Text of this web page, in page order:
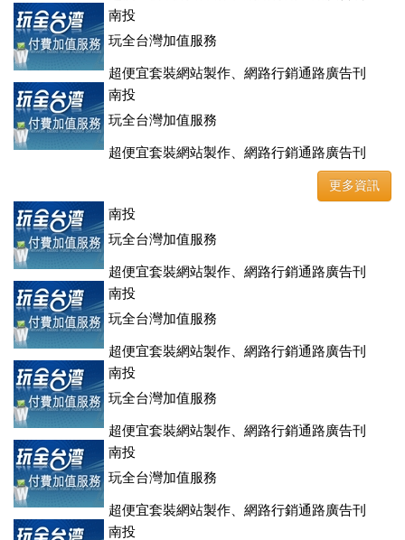
登、訂房系統、客房委託旅行社銷售，全面優惠中....
南投
玩全台灣加值服務
超便宜套裝網站製作、網路行銷通路廣告刊
登、訂房系統、客房委託旅行社銷售，全面優惠中....
南投
玩全台灣加值服務
超便宜套裝網站製作、網路行銷通路廣告刊
登、訂房系統、客房委託旅行社銷售，全面優惠中....
更多資訊
南投
玩全台灣加值服務
超便宜套裝網站製作、網路行銷通路廣告刊
登、訂房系統、客房委託旅行社銷售，全面優惠中....
南投
玩全台灣加值服務
超便宜套裝網站製作、網路行銷通路廣告刊
登、訂房系統、客房委託旅行社銷售，全面優惠中....
南投
玩全台灣加值服務
超便宜套裝網站製作、網路行銷通路廣告刊
登、訂房系統、客房委託旅行社銷售，全面優惠中....
南投
玩全台灣加值服務
超便宜套裝網站製作、網路行銷通路廣告刊
登、訂房系統、客房委託旅行社銷售，全面優惠中....
南投